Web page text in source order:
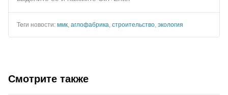
Теги новости: ммк аглофабрика строительство экология
Смотрите также